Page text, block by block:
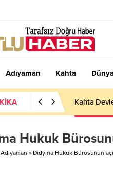
Adıyaman Kahta
Kahta
Hukuk
Adıyaman » Didyma Hukuk Bürosunun